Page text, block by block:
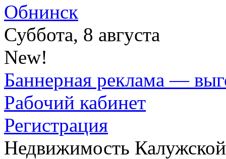
Обнинск
Суббота, 8 августа
New!
Баннерная реклама —
Рабочий кабинет
Регистрация
Недвижимость